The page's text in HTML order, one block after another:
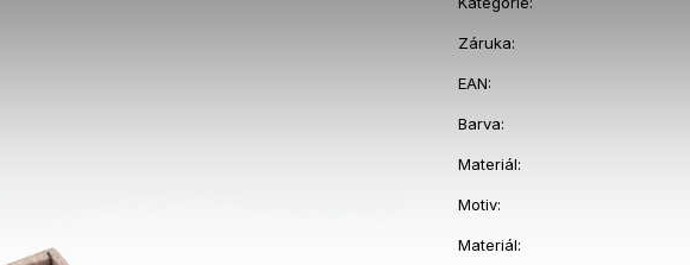
Záruka:
EAN:
Barva:
Materiál:
Motiv:
Materiál: